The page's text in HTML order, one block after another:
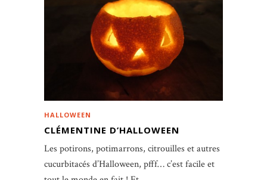
HALLOWEEN
CLÉMENTINE D’HALLOWEEN
Les potirons, potimarrons, citrouilles et autres
cucurbitacés d’Halloween, pfff… c’est facile et